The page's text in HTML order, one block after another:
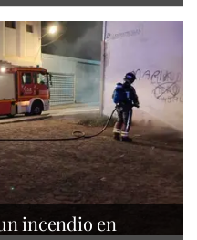
incendio en